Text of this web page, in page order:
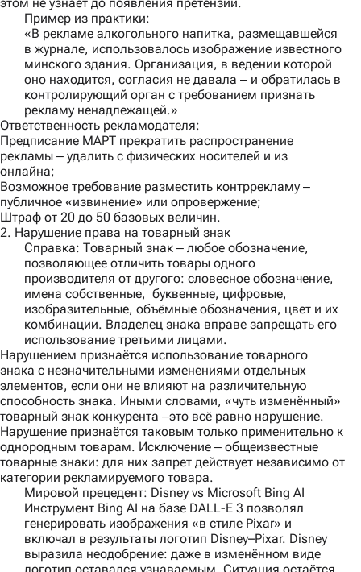
этом не узнает до появления претензий.
Пример из практики:
«В рекламе алкогольного напитка, размещавшейся
в журнале, использовалось изображение известного
минского здания. Организация, в ведении которой
оно находится, согласия не давала ‒ и обратилась в
контролирующий орган с требованием признать
рекламу ненадлежащей.»
Ответственность рекламодателя:
Предписание МАРТ прекратить распространение
рекламы ‒ удалить с физических носителей и из
онлайна;
Возможное требование разместить контррекламу ‒
публичное «извинение» или опровержение;
Штраф от 20 до 50 базовых величин.
2. Нарушение права на товарный знак
Справка: Товарный знак ‒ любое обозначение,
позволяющее отличить товары одного
производителя от другого: словесное обозначение,
имена собственные, буквенные, цифровые,
изобразительные, объёмные обозначения, цвет и их
комбинации. Владелец знака вправе запрещать его
использование третьими лицами.
Нарушением признаётся использование товарного
знака с незначительными изменениями отдельных
элементов, если они не влияют на различительную
способность знака. Иными словами, «чуть изменённый»
товарный знак конкурента ‒это всё равно нарушение.
Нарушение признаётся таковым только применительно к
однородным товарам. Исключение ‒ общеизвестные
товарные знаки: для них запрет действует независимо от
категории рекламируемого товара.
Мировой прецедент: Disney vs Microsoft Bing AI
Инструмент Bing AI на базе DALL-E 3 позволял
генерировать изображения «в стиле Pixar» и
включал в результаты логотип Disney–Pixar. Disney
выразила неодобрение: даже в изменённом виде